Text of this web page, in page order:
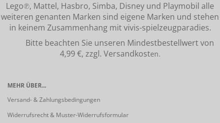
Lego℗, Mattel, Hasbro, Simba, Disney und Playmobil alle
weiteren genanten Marken sind eigene Marken und stehen
in keinem Zusammenhang mit vivis-spielzeugparadies.
Bitte beachten Sie unseren Mindestbestellwert von
4,99 €, zzgl. Versandkosten.
MEHR ÜBER...
Versand- & Zahlungsbedingungen
Widerrufsrecht & Muster-Widerrufsformular